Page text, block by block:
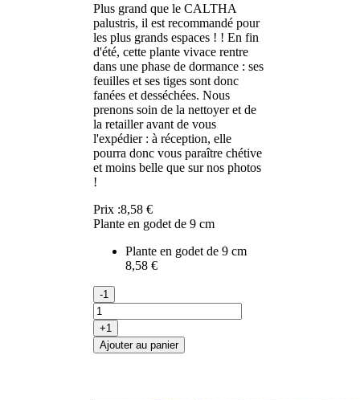
Plus grand que le CALTHA
palustris, il est recommandé pour
les plus grands espaces ! ! En fin
d'été, cette plante vivace rentre
dans une phase de dormance : ses
feuilles et ses tiges sont donc
fanées et desséchées. Nous
prenons soin de la nettoyer et de
la retailler avant de vous
l'expédier : à réception, elle
pourra donc vous paraître chétive
et moins belle que sur nos photos
!
Prix :8,58 €
Plante en godet de 9 cm
Plante en godet de 9 cm
8,58 €
-1
+1
Ajouter au panier